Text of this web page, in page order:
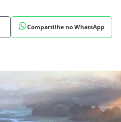
Compartilhe no WhatsApp